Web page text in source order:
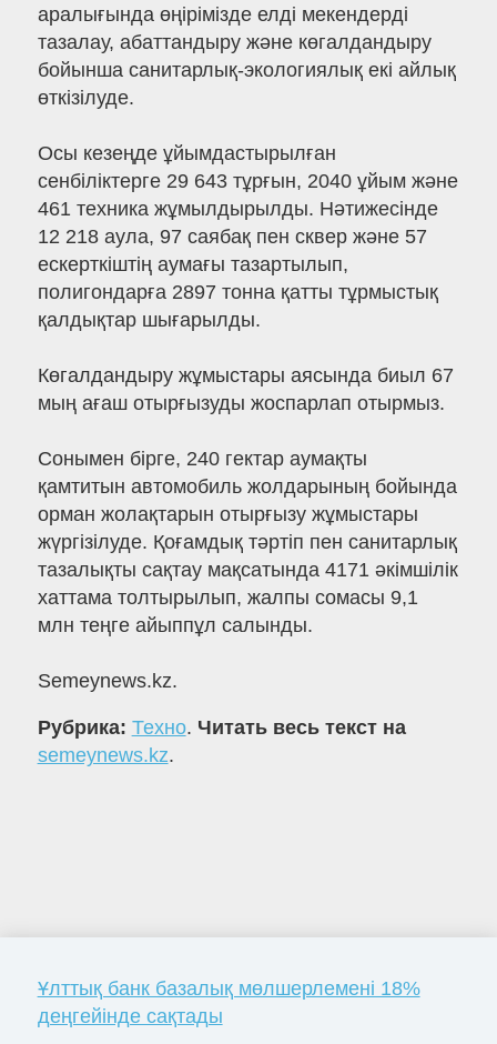
аралығында өңірімізде елді мекендерді
тазалау, абаттандыру және көгалдандыру
бойынша санитарлық-экологиялық екі айлық
өткізілуде.
Осы кезеңде ұйымдастырылған
сенбіліктерге 29 643 тұрғын, 2040 ұйым және
461 техника жұмылдырылды. Нәтижесінде
12 218 аула, 97 саябақ пен сквер және 57
ескерткіштің аумағы тазартылып,
полигондарға 2897 тонна қатты тұрмыстық
қалдықтар шығарылды.
Көгалдандыру жұмыстары аясында биыл 67
мың ағаш отырғызуды жоспарлап отырмыз.
Сонымен бірге, 240 гектар аумақты
қамтитын автомобиль жолдарының бойында
орман жолақтарын отырғызу жұмыстары
жүргізілуде. Қоғамдық тәртіп пен санитарлық
тазалықты сақтау мақсатында 4171 әкімшілік
хаттама толтырылып, жалпы сомасы 9,1
млн теңге айыппұл салынды.
Semeynews.kz.
Рубрика: Техно. Читать весь текст на
semeynews.kz.
Ұлттық банк базалық мөлшерлемені 18%
деңгейінде сақтады